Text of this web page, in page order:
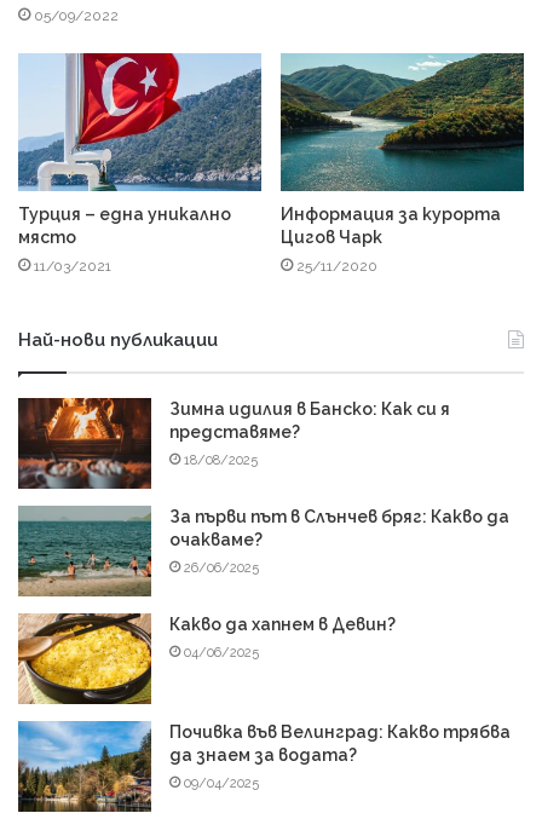
05/09/2022
Турция – една уникално
място
11/03/2021
Информация за курорта
Цигов Чарк
25/11/2020
Най-нови публикации
Зимна идилия в Банско: Как си я
представяме?
18/08/2025
За първи път в Слънчев бряг: Какво да
очакваме?
26/06/2025
Какво да хапнем в Девин?
04/06/2025
Почивка във Велинград: Какво трябва
да знаем за водата?
09/04/2025